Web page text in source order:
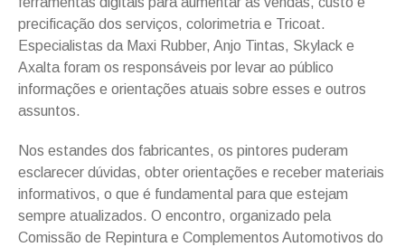
precificação dos serviços, colorimetria e Tricoat.
Especialistas da Maxi Rubber, Anjo Tintas, Skylack e
Axalta foram os responsáveis por levar ao público
informações e orientações atuais sobre esses e outros
assuntos.
Nos estandes dos fabricantes, os pintores puderam
esclarecer dúvidas, obter orientações e receber materiais
informativos, o que é fundamental para que estejam
sempre atualizados. O encontro, organizado pela
Comissão de Repintura e Complementos Automotivos do